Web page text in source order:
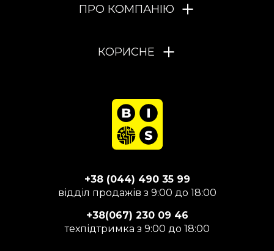
ПРО КОМПАНІЮ
КОРИСНЕ
+38 (044) 490 35 99
відділ продажів з 9:00 до 18:00
+38(067) 230 09 46
техпідтримка з 9:00 до 18:00